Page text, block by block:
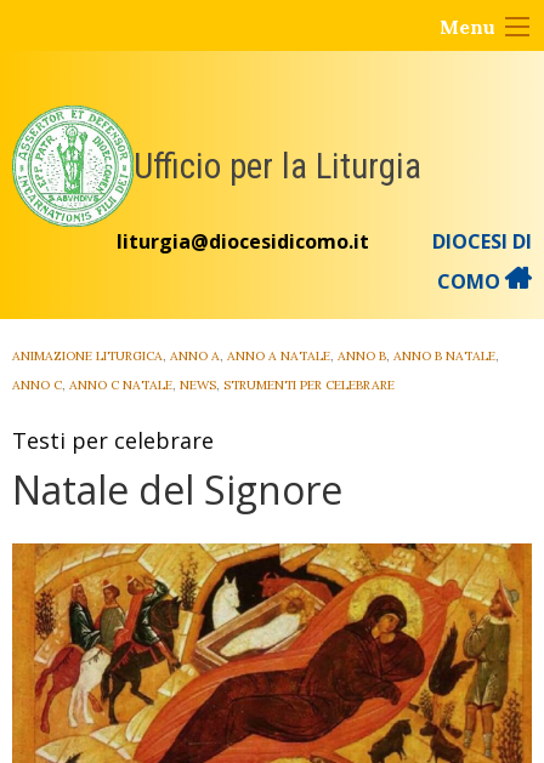
Menu
Ufficio per la Liturgia
liturgia@diocesidicomo.it
DIOCESI DI
COMO
ANIMAZIONE LITURGICA, ANNO A, ANNO A NATALE, ANNO B, ANNO B NATALE,
ANNO C, ANNO C NATALE, NEWS, STRUMENTI PER CELEBRARE
Testi per celebrare
Natale del Signore